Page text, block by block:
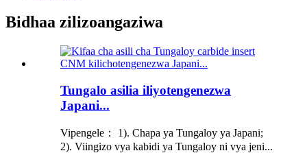
Bidhaa zilizoangaziwa
Tungalo asilia iliyotengenezwa
Japani...
Vipengele： 1). Chapa ya Tungaloy ya Japani;
2). Viingizo vya kabidi ya Tungaloy ni vya jeni...